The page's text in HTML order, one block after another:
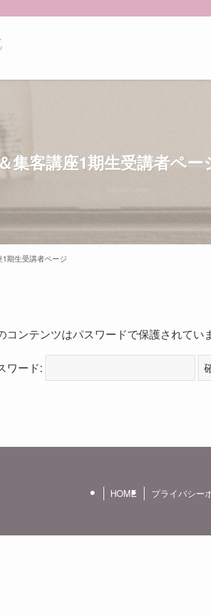
集客講座1期生受講者ペー
期生受講者ページ
コンテンツはパスワードで保護されてい
ワード:
HOME プライバシー